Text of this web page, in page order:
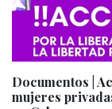
Documentos |
mujeres